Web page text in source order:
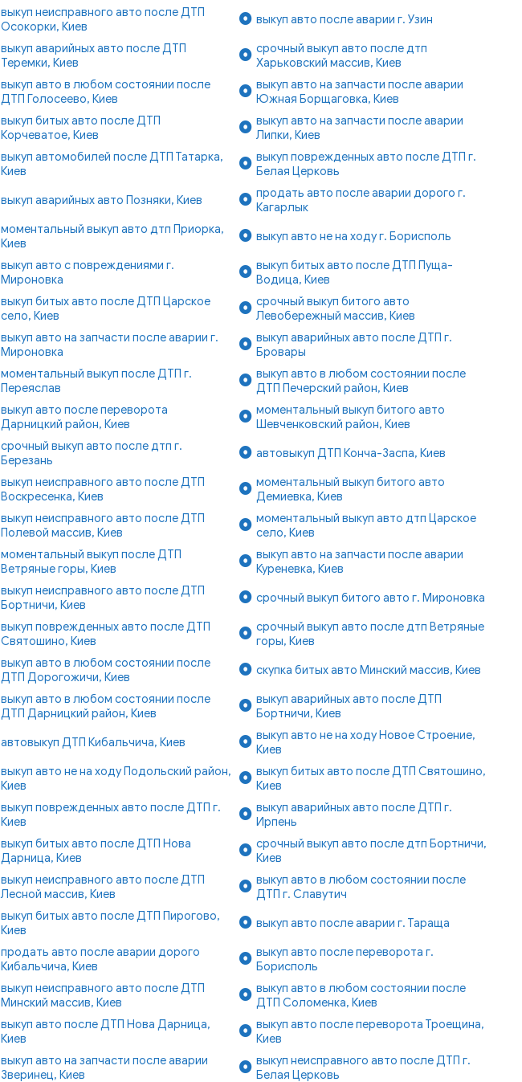
выкуп неисправного авто после ДТП
Осокорки, Киев
выкуп авто после аварии г. Узин
выкуп аварийных авто после ДТП
Теремки, Киев
срочный выкуп авто после дтп
Харьковский массив, Киев
выкуп авто в любом состоянии после
ДТП Голосеево, Киев
выкуп авто на запчасти после аварии
Южная Борщаговка, Киев
выкуп битых авто после ДТП
Корчеватое, Киев
выкуп авто на запчасти после аварии
Липки, Киев
выкуп автомобилей после ДТП Татарка,
Киев
выкуп поврежденных авто после ДТП г.
Белая Церковь
выкуп аварийных авто Позняки, Киев
продать авто после аварии дорого г.
Кагарлык
моментальный выкуп авто дтп Приорка,
Киев
выкуп авто не на ходу г. Борисполь
выкуп авто с повреждениями г.
Мироновка
выкуп битых авто после ДТП Пуща-
Водица, Киев
выкуп битых авто после ДТП Царское
село, Киев
срочный выкуп битого авто
Левобережный массив, Киев
выкуп авто на запчасти после аварии г.
Мироновка
выкуп аварийных авто после ДТП г.
Бровары
моментальный выкуп после ДТП г.
Переяслав
выкуп авто в любом состоянии после
ДТП Печерский район, Киев
выкуп авто после переворота
Дарницкий район, Киев
моментальный выкуп битого авто
Шевченковский район, Киев
срочный выкуп авто после дтп г.
Березань
автовыкуп ДТП Конча-Заспа, Киев
выкуп неисправного авто после ДТП
Воскресенка, Киев
моментальный выкуп битого авто
Демиевка, Киев
выкуп неисправного авто после ДТП
Полевой массив, Киев
моментальный выкуп авто дтп Царское
село, Киев
моментальный выкуп после ДТП
Ветряные горы, Киев
выкуп авто на запчасти после аварии
Куреневка, Киев
выкуп неисправного авто после ДТП
Бортничи, Киев
срочный выкуп битого авто г. Мироновка
выкуп поврежденных авто после ДТП
Святошино, Киев
срочный выкуп авто после дтп Ветряные
горы, Киев
выкуп авто в любом состоянии после
ДТП Дорогожичи, Киев
скупка битых авто Минский массив, Киев
выкуп авто в любом состоянии после
ДТП Дарницкий район, Киев
выкуп аварийных авто после ДТП
Бортничи, Киев
автовыкуп ДТП Кибальчича, Киев
выкуп авто не на ходу Новое Строение,
Киев
выкуп авто не на ходу Подольский район,
Киев
выкуп битых авто после ДТП Святошино,
Киев
выкуп поврежденных авто после ДТП г.
Киев
выкуп аварийных авто после ДТП г.
Ирпень
выкуп битых авто после ДТП Нова
Дарница, Киев
срочный выкуп авто после дтп Бортничи,
Киев
выкуп неисправного авто после ДТП
Лесной массив, Киев
выкуп авто в любом состоянии после
ДТП г. Славутич
выкуп битых авто после ДТП Пирогово,
Киев
выкуп авто после аварии г. Тараща
продать авто после аварии дорого
Кибальчича, Киев
выкуп авто после переворота г.
Борисполь
выкуп неисправного авто после ДТП
Минский массив, Киев
выкуп авто в любом состоянии после
ДТП Соломенка, Киев
выкуп авто после ДТП Нова Дарница,
Киев
выкуп авто после переворота Троещина,
Киев
выкуп авто на запчасти после аварии
Зверинец, Киев
выкуп неисправного авто после ДТП г.
Белая Церковь